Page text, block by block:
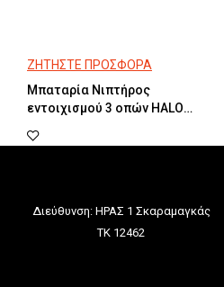
ΖΗΤΗΣΤΕ ΠΡΟΣΦΟΡΑ
Μπαταρία Νιπτήρος
εντοιχισμού 3 οπών HALO
Διεύθυνση: ΗΡΑΣ 1 Σκαραμαγκάς
ΤΚ 12462